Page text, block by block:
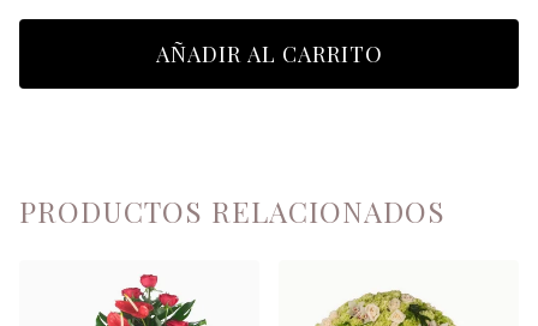
AÑADIR AL CARRITO
PRODUCTOS RELACIONADOS